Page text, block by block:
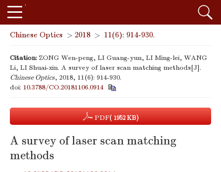
Chinese Optics > 2018 > 11(6): 914-930.
Citation: ZONG Wen-peng, LI Guang-yun, LI Ming-lei, WANG
Li, LI Shuai-xin. A survey of laser scan matching methods[J].
Chinese Optics, 2018, 11(6): 914-930.
doi: 10.3788/CO.20181106.0914
PDF( 1952 KB)
A survey of laser scan matching
methods